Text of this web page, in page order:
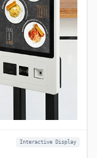
Interactive Display